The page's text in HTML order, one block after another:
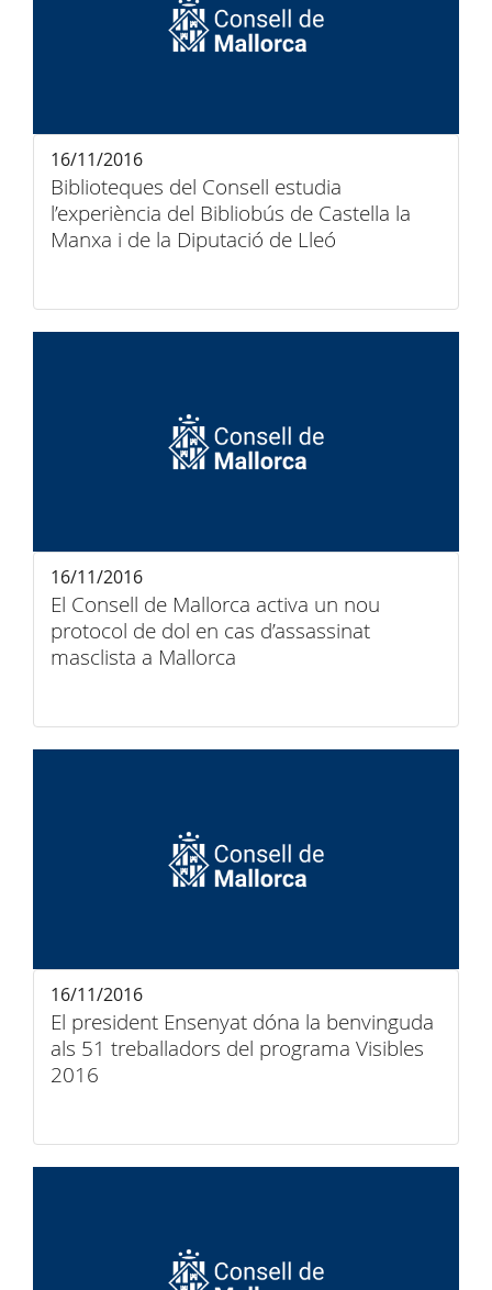
Biblioteques del Consell estudia
l’experiència del Bibliobús de Castella la
Manxa i de la Diputació de Lleó
16/11/2016
El Consell de Mallorca activa un nou
protocol de dol en cas d’assassinat
masclista a Mallorca
16/11/2016
El president Ensenyat dóna la benvinguda
als 51 treballadors del programa Visibles
2016
16/11/2016